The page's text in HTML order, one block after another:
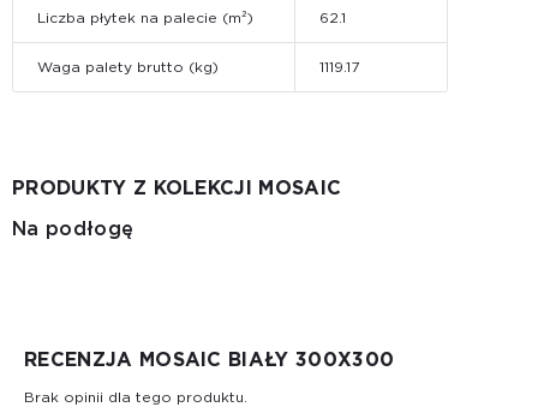
Liczba płytek na palecie (m²) 62.1
Waga palety brutto (kg) 1119.17
PRODUKTY Z KOLEKCJI MOSAIC
Na podłogę
RECENZJA MOSAIC BIAŁY 300X300
Brak opinii dla tego produktu.